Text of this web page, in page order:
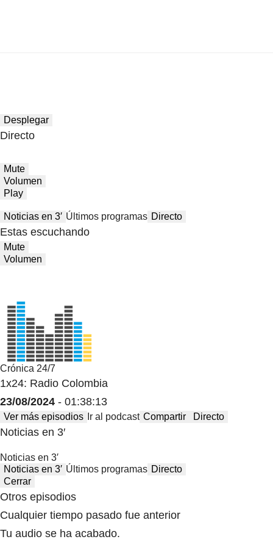
Desplegar
Directo
Mute
Volumen
Play
Noticias en 3′ Últimos programas Directo
Estas escuchando
Mute
Volumen
Crónica 24/7
1x24: Radio Colombia
23/08/2024 - 01:38:13
Ver más episodios Ir al podcast Compartir Directo
Noticias en 3′
Noticias en 3′
Noticias en 3′ Últimos programas Directo
Cerrar
Otros episodios
Cualquier tiempo pasado fue anterior
Tu audio se ha acabado.